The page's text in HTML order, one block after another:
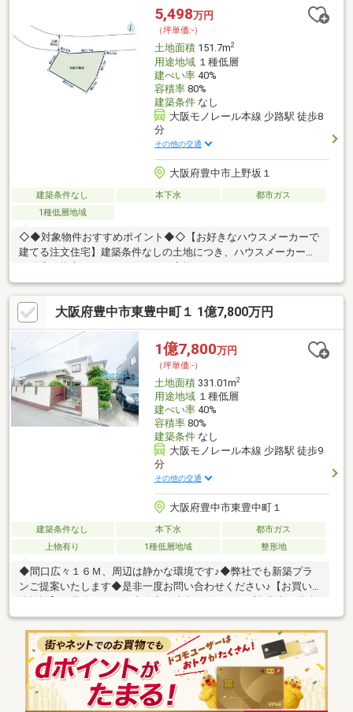
さを活かしたプランニングが可能で、お車を2台所有されている方
や、二世帯住宅をご検討の方にもおすすめ。ライフスタイルに合
わせてご自身だけの素敵なお住まいを建ててみませんか♪
5,498万円
（坪単価:-）
土地面積151.7m2
用途地域１種低層
建ぺい率40%
容積率80%
建築条件なし
大阪モノレール本線 少路駅 徒歩8
分
その他の交通
大阪府豊中市上野坂１
建築条件なし 本下水
都市ガス
1種低層地域
◇◆対象物件おすすめポイント◆◇【お好きなハウスメーカーで
建てる注文住宅】建築条件なしの土地につき、ハウスメーカーや
工務店の指定はございません。ご家族のライフスタイルやこだわ
りに合わせて、理想の邸宅を一から自由に設計・建築いただけま
す。土地面積は151.70㎡（約45.88坪）のゆとりある広さを確保し
ており、多様な間取りプランに対応可能です。【スムーズに建築
へ移行できる更地引渡し】現況更地（解体更地）での引渡しとな
りますので、ご購入後の古い建物の解体費用や手間、工事期間が
かかりません。設計・建築計画へスムーズに進めていただけま
す。
大阪府豊中市東豊中町１ 1億7,800万円
1億7,800万円
（坪単価:-）
土地面積331.01m2
用途地域１種低層
建ぺい率40%
容積率80%
建築条件なし
大阪モノレール本線 少路駅 徒歩9
分
その他の交通
大阪府豊中市東豊中町１
建築条件なし 本下水
都市ガス
上物有り
1種低層地域 整形地
◆間口広々１６Ｍ、周辺は静かな環境です♪◆弊社でも新築プラ
ンご提案いたします◆是非一度お問い合わせください♪【お買い
10分・セブンイレブン豊中少路1丁目店：徒歩11分・キリン堂東
豊中店：徒歩9分【教育施設】・羽鷹池ひだまり保育園：徒歩12
分・豊中市立東豊台小学校：徒歩11分・豊中市立第十一中学校：
徒歩16分【その他施設】社会医療法人彩樹豊中敬仁会病院茨木医
誠会病院：徒歩8分◆内覧をご希望の際は下記の見学カレンダー
またはお電話でお気軽にご予約ください♪